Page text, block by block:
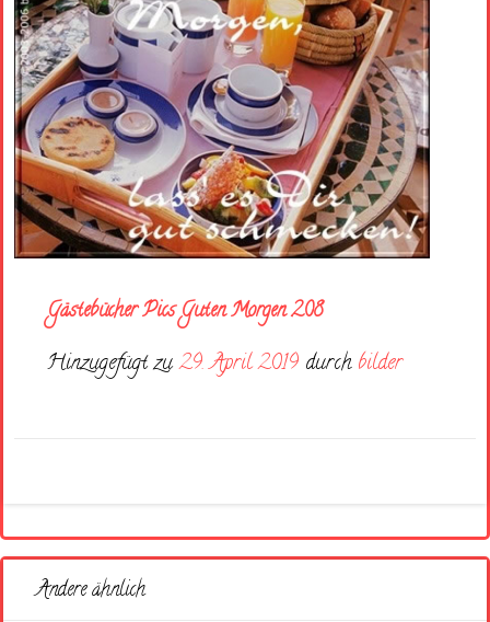
Gästebücher Pics Guten Morgen 208
Hinzugefügt zu29. April 2019 durch bilder
Andere ähnlich